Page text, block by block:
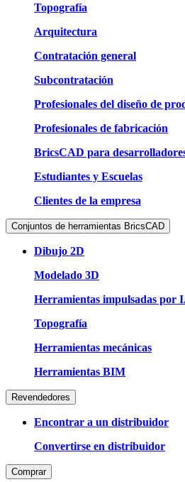
Topografía
Arquitectura
Contratación general
Subcontratación
Profesionales del diseño de
Profesionales de fabricación
BricsCAD para
Estudiantes y Escuelas
Clientes de la empresa
Conjuntos de herramientas BricsCAD
Dibujo 2D
Modelado 3D
Herramientas impulsadas por
Topografía
Herramientas mecánicas
Herramientas BIM
Revendedores
Encontrar a un distribuidor
Convertirse en distribuidor
Comprar